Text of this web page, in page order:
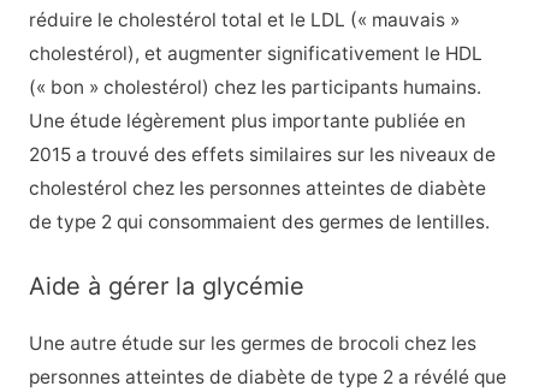
réduire le cholestérol total et le LDL (« mauvais »
cholestérol), et augmenter significativement le HDL
(« bon » cholestérol) chez les participants humains.
Une étude légèrement plus importante publiée en
2015 a trouvé des effets similaires sur les niveaux de
cholestérol chez les personnes atteintes de diabète
de type 2 qui consommaient des germes de lentilles.
Aide à gérer la glycémie
Une autre étude sur les germes de brocoli chez les
personnes atteintes de diabète de type 2 a révélé que